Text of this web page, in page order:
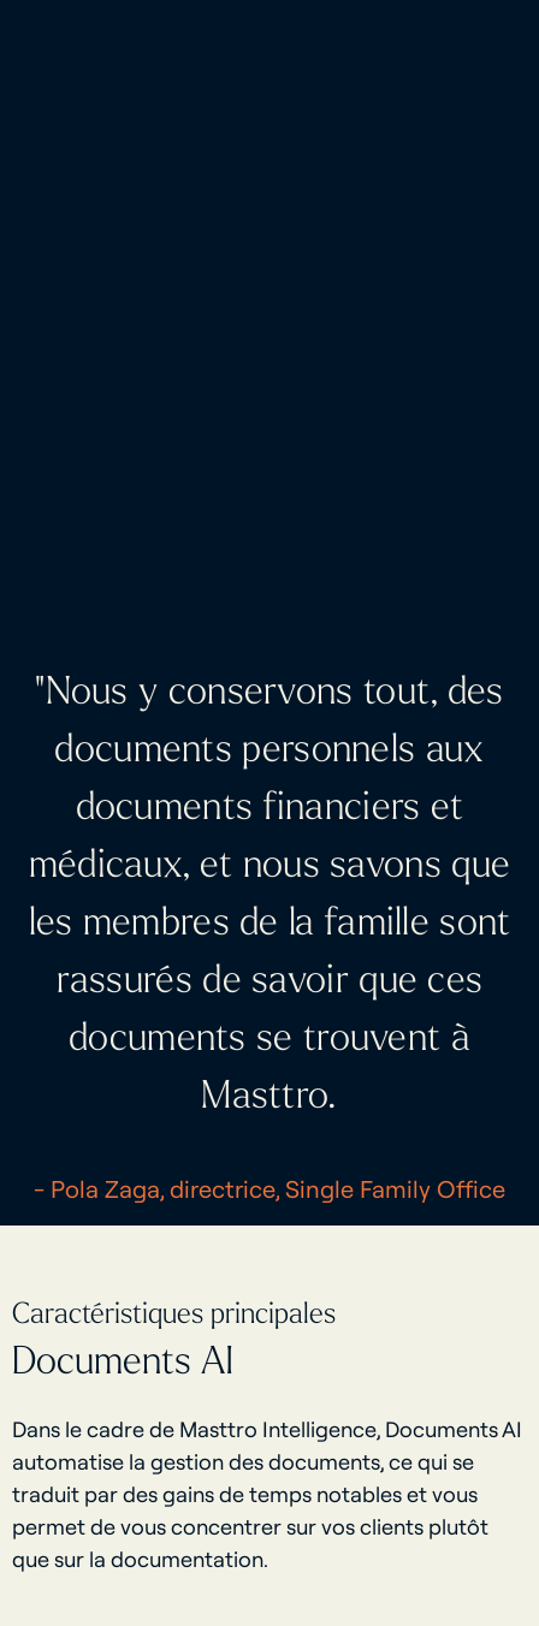
"Nous y conservons tout, des
documents personnels aux
documents financiers et
médicaux, et nous savons que
les membres de la famille sont
rassurés de savoir que ces
documents se trouvent à
Masttro.
- Pola Zaga, directrice, Single Family Office
Caractéristiques principales
Documents AI
Dans le cadre de Masttro Intelligence, Documents AI
automatise la gestion des documents, ce qui se
traduit par des gains de temps notables et vous
permet de vous concentrer sur vos clients plutôt
que sur la documentation.